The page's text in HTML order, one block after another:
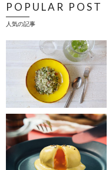
POPULAR POST
人気の記事